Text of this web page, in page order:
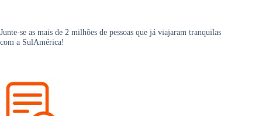
Junte-se as mais de 2 milhões de pessoas que já viajaram tranquilas
com a SulAmérica!